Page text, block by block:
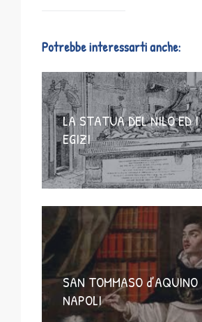
Potrebbe interessarti anche:
LA STATUA DEL NILO ED I
EGIZI
SAN TOMMASO
NAPOLI